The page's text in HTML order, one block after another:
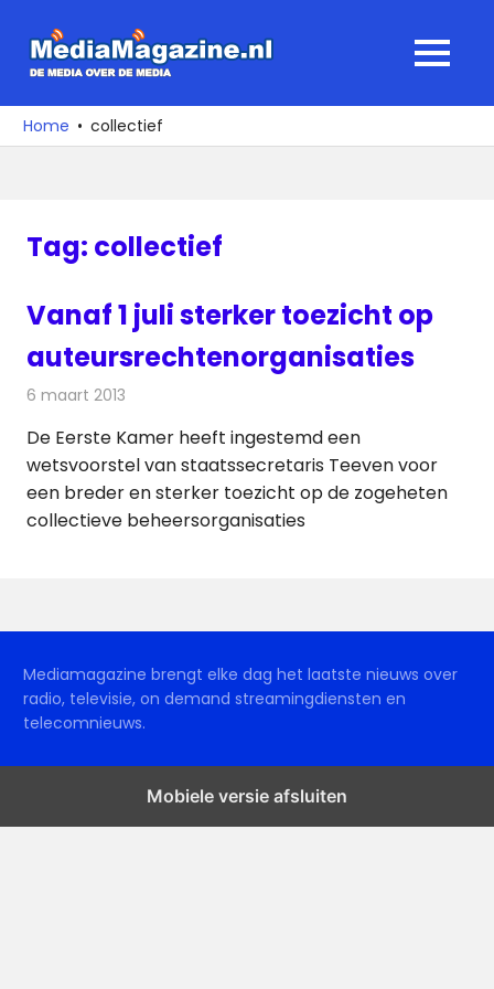
naar
media
over
MENU
Home collectief
Tag: collectief
Vanaf 1 juli sterker toezicht op
auteursrechtenorganisaties
6 maart 2013
De Eerste Kamer heeft ingestemd een
wetsvoorstel van staatssecretaris Teeven voor
een breder en sterker toezicht op de zogeheten
collectieve beheersorganisaties
Mediamagazine brengt elke dag het laatste nieuws over
radio, televisie, on demand streamingdiensten en
telecomnieuws.
Mobiele versie afsluiten